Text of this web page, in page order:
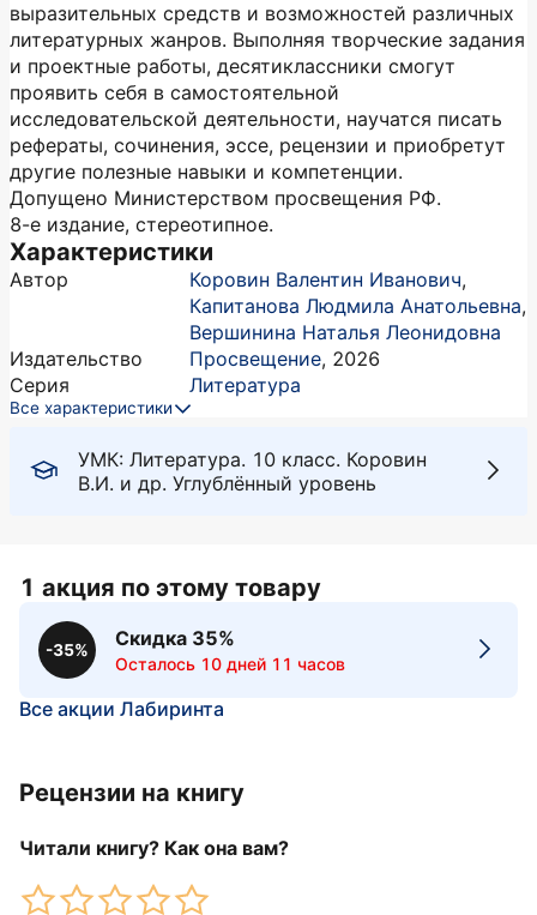
УМК: Литература. 10 класс. Коровин
В.И. и др. Углублённый уровень
выразительных средств и возможностей различных
литературных жанров. Выполняя творческие задания
и проектные работы, десятиклассники смогут
проявить себя в самостоятельной
исследовательской деятельности, научатся писать
рефераты, сочинения, эссе, рецензии и приобретут
другие полезные навыки и компетенции.
Допущено Министерством просвещения РФ.
8-е издание, стереотипное.
Характеристики
Автор Коровин Валентин Иванович,
Капитанова Людмила Анатольевна,
Вершинина Наталья Леонидовна
Издательство
Просвещение, 2026
Серия
Литература
Все характеристики
1 акция по этому товару
-35%
Скидка 35%
Осталось 10 дней 11 часов
Все акции Лабиринта
Рецензии на книгу
Читали книгу? Как она вам?